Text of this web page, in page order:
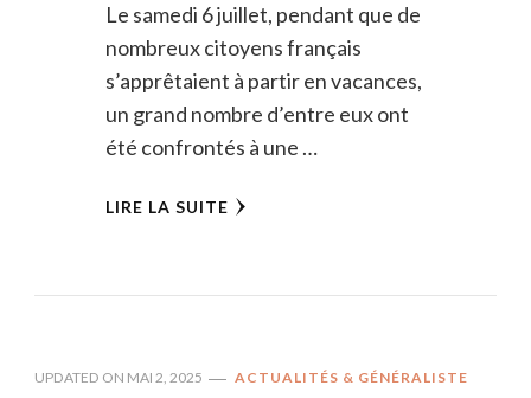
Le samedi 6 juillet, pendant que de
nombreux citoyens français
s’apprêtaient à partir en vacances,
un grand nombre d’entre eux ont
été confrontés à une …
LIRE LA SUITE
UPDATED ON MAI 2, 2025 ACTUALITÉS & GÉNÉRALISTE